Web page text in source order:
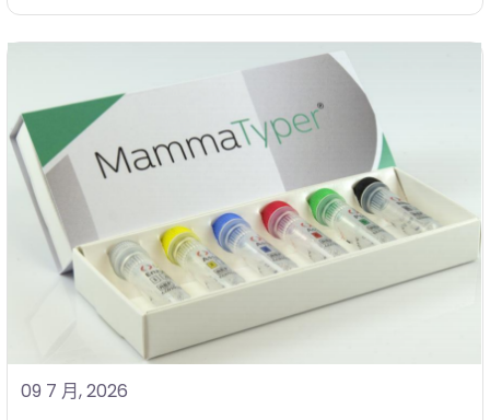
09 7 月, 2026